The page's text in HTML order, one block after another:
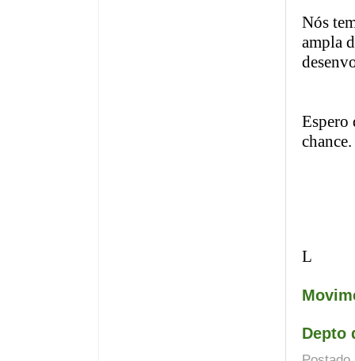
Nós
ampla
Espero
chance.
L
Depto